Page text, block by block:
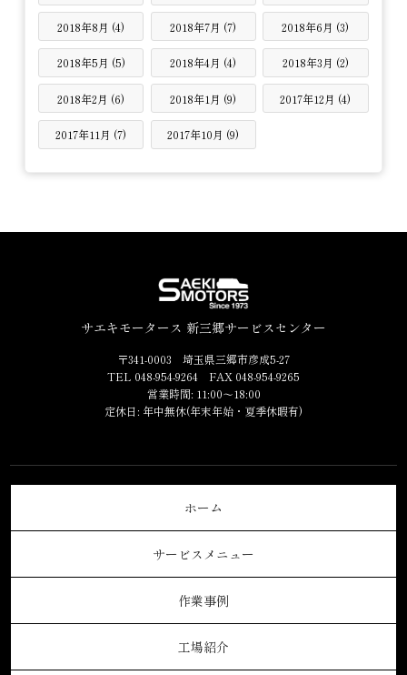
2018年8月 (4) 2018年7月 (7) 2018年6月 (3)
2018年5月 (5) 2018年4月 (4) 2018年3月 (2)
2018年2月 (6) 2018年1月 (9) 2017年12月 (4)
2017年11月 (7) 2017年10月 (9)
サエキモータース 新三郷サービスセンター
〒341-0003 埼玉県三郷市彦成5-27
TEL 048-954-9264 FAX 048-954-9265
営業時間: 11:00～18:00
定休日: 年中無休(年末年始・夏季休暇有)
ホーム
サービスメニュー
作業事例
工場紹介